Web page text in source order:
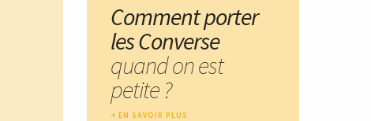
Comment porter
les Converse
quand on est
petite ?
EN SAVOIR PLUS